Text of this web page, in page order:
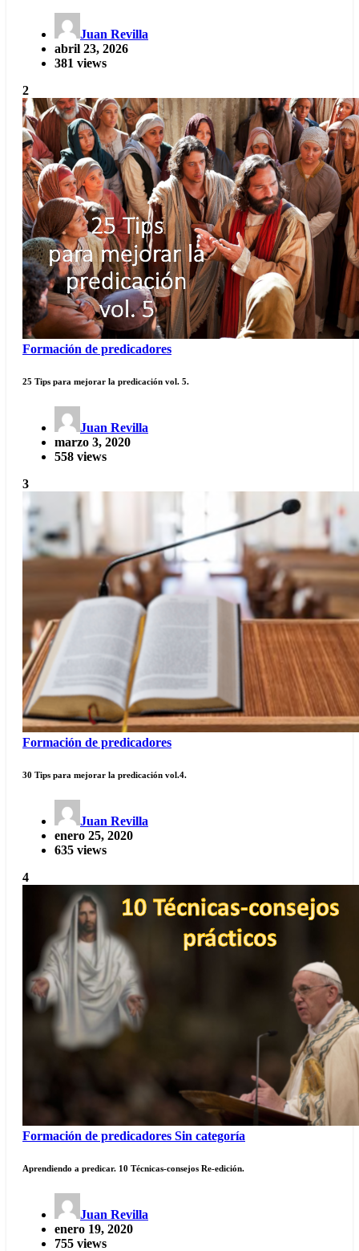
Juan Revilla
abril 23, 2026
381 views
2
Formación de predicadores
25 Tips para mejorar la predicación vol. 5.
Juan Revilla
marzo 3, 2020
558 views
3
Formación de predicadores
30 Tips para mejorar la predicación vol.4.
Juan Revilla
enero 25, 2020
635 views
4
Formación de predicadores Sin categoría
Aprendiendo a predicar. 10 Técnicas-consejos Re-edición.
Juan Revilla
enero 19, 2020
755 views